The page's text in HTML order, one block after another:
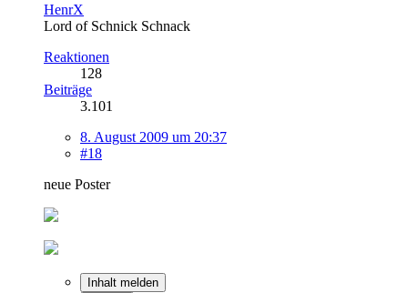
HenrX
Lord of Schnick Schnack
Reaktionen
128
Beiträge
3.101
8. August 2009 um 20:37
#18
neue Poster
Inhalt melden